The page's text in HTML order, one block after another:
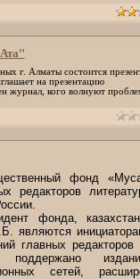
г. Алматы состоится
на презентацию
журнал, кого волнуют
фонд
редакторов
фонда,
являются
главных редакторов
сетей,